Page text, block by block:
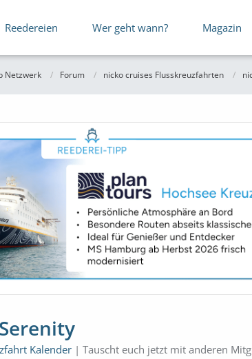
Reedereien Wer geht wann? Magazin
Netzwerk Forum nicko cruises Flusskreuzfahrten
Kalender | Tauscht euch jetzt mit anderen